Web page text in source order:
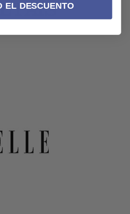
EL DESCUENTO